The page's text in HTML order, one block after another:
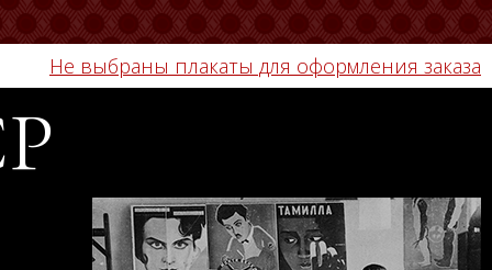
Не выбраны плакаты для оформления заказа